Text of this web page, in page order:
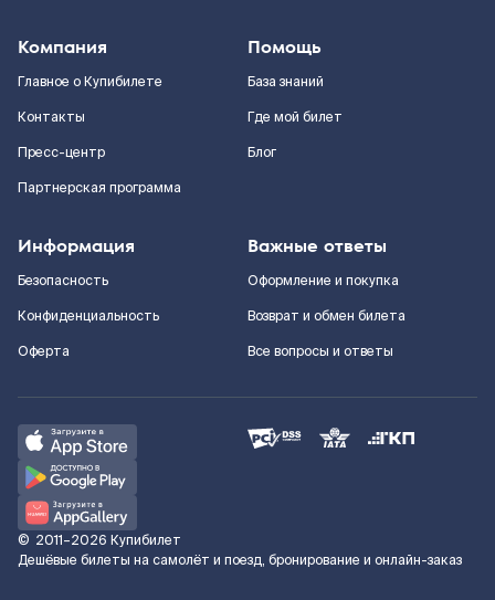
Компания
Главное о Купибилете
Контакты
Пресс-центр
Партнерская программа
Помощь
База знаний
Где мой билет
Блог
Информация
Безопасность
Конфиденциальность
Оферта
Важные ответы
Оформление и покупка
Возврат и обмен билета
Все вопросы и ответы
© 2011–2026 Купибилет
Дешёвые билеты на самолёт и поезд, бронирование и онлайн-заказ